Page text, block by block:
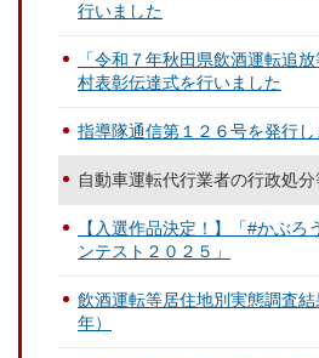
行いました
「令和７年秋田県飲酒運転追
村表彰伝達式を行いました
指導隊通信第１２６号を発行し
自動車運転代行業者の行政処分
【入選作品決定！】「#かぶ
ンテスト２０２５」
飲酒運転等居住地別実態調査
年）